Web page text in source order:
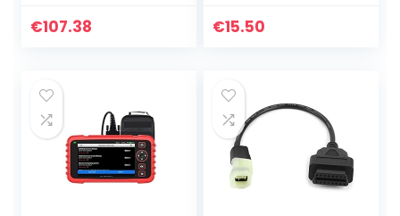
Interface Digitale
€107.38
Diagnostische
€15.50